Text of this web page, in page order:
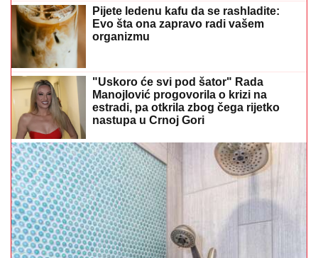
Pijete ledenu kafu da se rashladite:
Evo šta ona zapravo radi vašem
organizmu
"Uskoro će svi pod šator" Rada
Manojlović progovorila o krizi na
estradi, pa otkrila zbog čega rijetko
nastupa u Crnoj Gori